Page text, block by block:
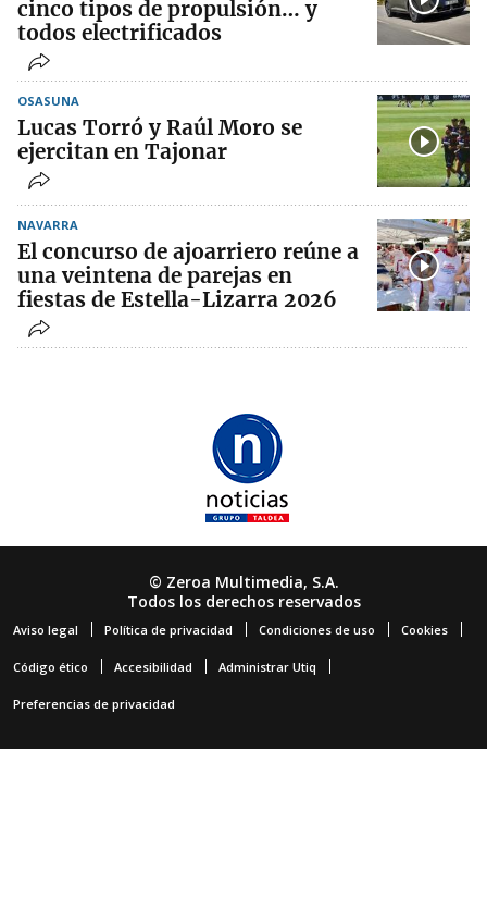
cinco tipos de propulsión… y
todos electrificados
OSASUNA
Lucas Torró y Raúl Moro se
ejercitan en Tajonar
NAVARRA
El concurso de ajoarriero reúne a
una veintena de parejas en
fiestas de Estella-Lizarra 2026
© Zeroa Multimedia, S.A.
Todos los derechos reservados
Aviso legal Política de privacidad Condiciones de uso Cookies
Código ético Accesibilidad Administrar Utiq
Preferencias de privacidad